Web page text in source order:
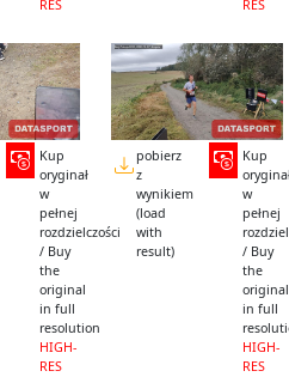
RES
RES
Kup
oryginał
w
pełnej
rozdzielczości
/ Buy
the
original
in full
resolution
HIGH-
RES
pobierz
z
wynikiem
(load
with
result)
Kup
w
pełnej
/ Buy
the
original
in full
HIGH-
RES